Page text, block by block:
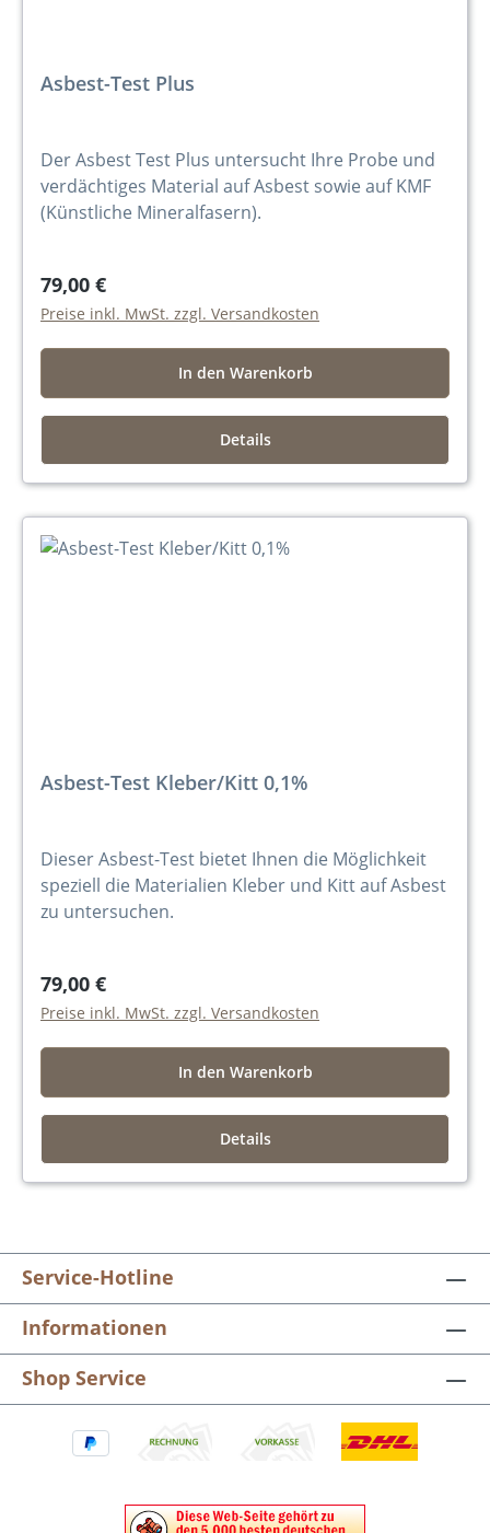
Asbest-Test Plus
Der Asbest Test Plus untersucht Ihre Probe und
verdächtiges Material auf Asbest sowie auf KMF
(Künstliche Mineralfasern).
79,00 €
Preise inkl. MwSt. zzgl. Versandkosten
In den Warenkorb
Details
Asbest-Test Kleber/Kitt 0,1%
Dieser Asbest-Test bietet Ihnen die Möglichkeit
speziell die Materialien Kleber und Kitt auf Asbest
zu untersuchen.
79,00 €
Preise inkl. MwSt. zzgl. Versandkosten
In den Warenkorb
Details
Service-Hotline
Informationen
Shop Service